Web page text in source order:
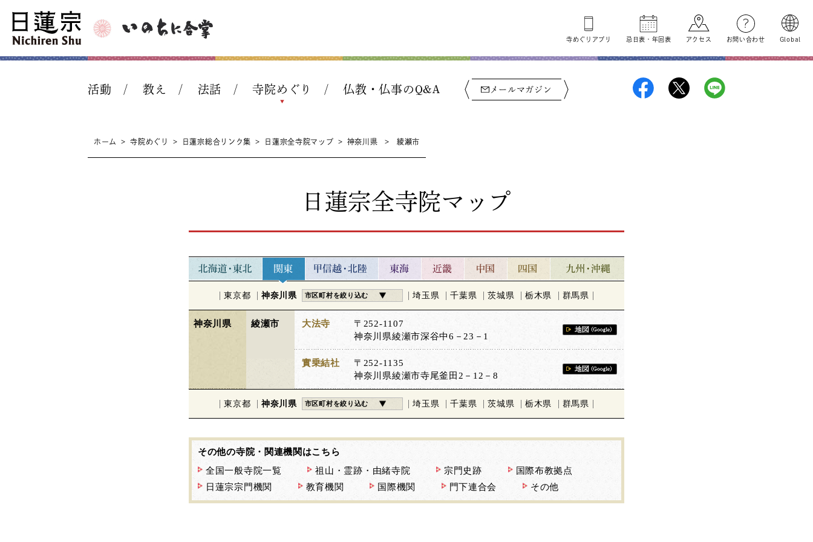
活動 教え 法話 寺院めぐり 仏教・仏事のQ&A メールマガジン
寺めぐり アプリ 忌日表 ・ 年回表 アクセス お問い合わせ Global
ホーム > 寺院めぐり > 日蓮宗総合リンク集 > 日蓮宗全寺院マップ > 神奈川県 > 綾瀬市
日蓮宗全寺院マップ
東京都 神奈川県 市区町村を絞り込む 埼玉県 千葉県 茨城県 栃木県 群馬県
神奈川県 綾瀬市 大法寺
〒252-1107
神奈川県綾瀬市深谷中6－23－1
實乗結社
〒252-1135
神奈川県綾瀬市寺尾釜田2－12－8
東京都 神奈川県 市区町村を絞り込む 埼玉県 千葉県 茨城県 栃木県 群馬県
その他の寺院・関連機関はこちら
全国一般寺院一覧
祖山・霊跡・由緒寺院 宗門史跡
国際布教拠点
日蓮宗宗門機関
教育機関 国際機関 門下連合会 その他